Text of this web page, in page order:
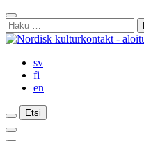
Siirry
sisältöön
Sulje
haku
Haku:
sv
fi
en
Etsi
Etsi
Etsi
Päävalikko